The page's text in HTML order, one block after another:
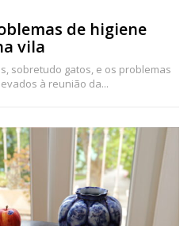
de higiene
vila
sobretudo gatos, e os problemas
à reunião da...